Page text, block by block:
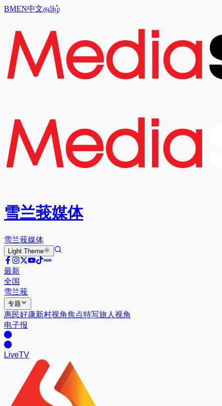
BMEN中文தமிழ்
雪兰莪媒体
雪兰莪媒体
Light Theme
最新
全国
雪兰莪
专题
惠民好康新村视角焦点特写旅人视角
电子报
LiveTV